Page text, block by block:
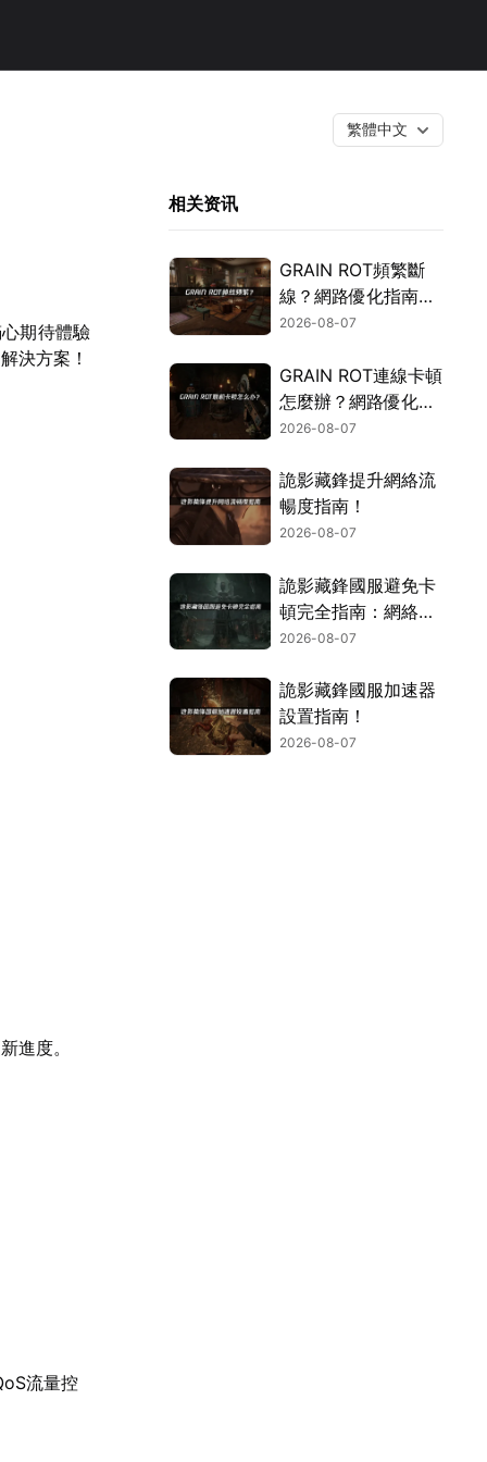
繁體中文
期待體驗
決方案！
進度。
流量控
相关资讯
GRAIN ROT頻繁斷
線？網路優化指南一
次搞定！
2026-08-07
GRAIN ROT連線卡頓
怎麼辦？網路優化這
樣解決！
2026-08-07
詭影藏鋒提升網絡流
暢度指南！
2026-08-07
詭影藏鋒國服避免卡
頓完全指南：網絡優
化與解決技巧！
2026-08-07
詭影藏鋒國服加速器
設置指南！
2026-08-07